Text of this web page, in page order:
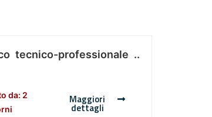
tecnico-professionale ..
da: 2
Maggiori
dettagli